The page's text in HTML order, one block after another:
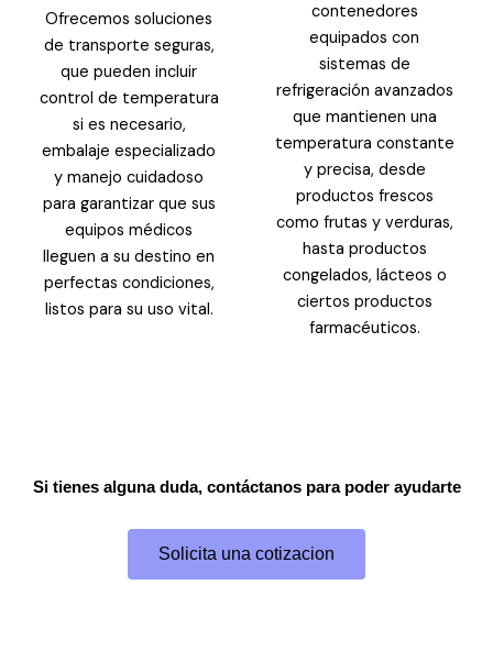
Ofrecemos soluciones
de transporte seguras,
que pueden incluir
control de temperatura
si es necesario,
embalaje especializado
y manejo cuidadoso
para garantizar que sus
equipos médicos
lleguen a su destino en
perfectas condiciones,
listos para su uso vital.
contenedores
equipados con
sistemas de
refrigeración avanzados
que mantienen una
temperatura constante
y precisa, desde
productos frescos
como frutas y verduras,
hasta productos
congelados, lácteos o
ciertos productos
farmacéuticos.
Si tienes alguna duda, contáctanos para poder ayudarte
Solicita una cotizacion